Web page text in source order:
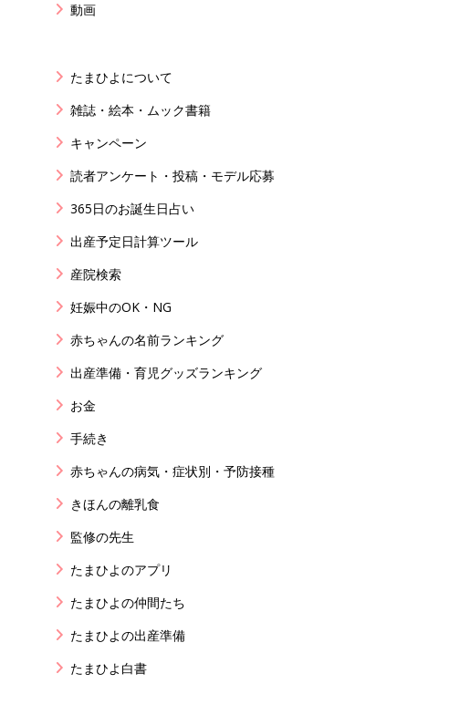
動画
たまひよについて
雑誌・絵本・ムック書籍
キャンペーン
読者アンケート・投稿・モデル応募
365日のお誕生日占い
出産予定日計算ツール
産院検索
妊娠中のOK・NG
赤ちゃんの名前ランキング
出産準備・育児グッズランキング
お金
手続き
赤ちゃんの病気・症状別・予防接種
きほんの離乳食
監修の先生
たまひよのアプリ
たまひよの仲間たち
たまひよの出産準備
たまひよ白書